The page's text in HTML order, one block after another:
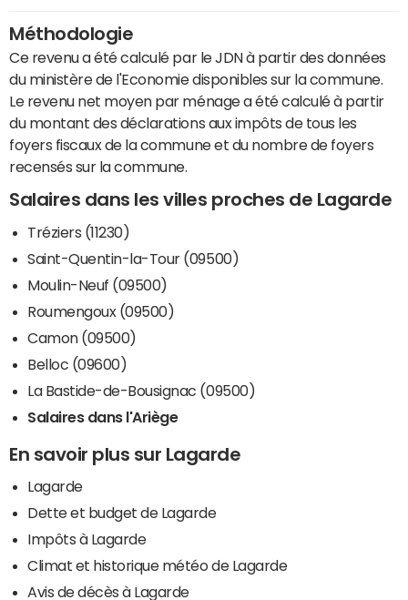
Méthodologie
Ce revenu a été calculé par le JDN à partir des données
du ministère de l'Economie disponibles sur la commune.
Le revenu net moyen par ménage a été calculé à partir
du montant des déclarations aux impôts de tous les
foyers fiscaux de la commune et du nombre de foyers
recensés sur la commune.
Salaires dans les villes proches de Lagarde
Tréziers (11230)
Saint-Quentin-la-Tour (09500)
Moulin-Neuf (09500)
Roumengoux (09500)
Camon (09500)
Belloc (09600)
La Bastide-de-Bousignac (09500)
Salaires dans l'Ariège
En savoir plus sur Lagarde
Lagarde
Dette et budget de Lagarde
Impôts à Lagarde
Climat et historique météo de Lagarde
Avis de décès à Lagarde